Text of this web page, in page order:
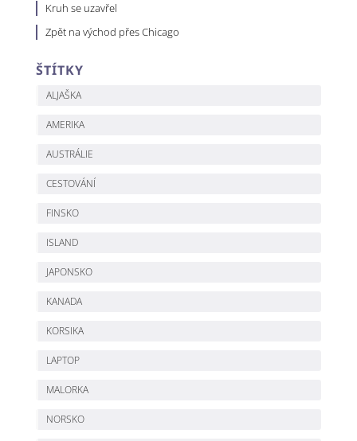
Kruh se uzavřel
Zpět na východ přes Chicago
ŠTÍTKY
ALJAŠKA
AMERIKA
AUSTRÁLIE
CESTOVÁNÍ
FINSKO
ISLAND
JAPONSKO
KANADA
KORSIKA
LAPTOP
MALORKA
NORSKO